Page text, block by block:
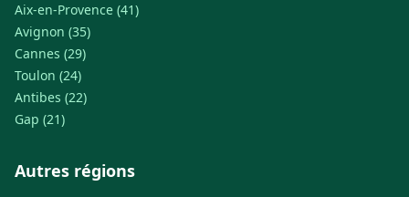
Aix-en-Provence (41)
Avignon (35)
Cannes (29)
Toulon (24)
Antibes (22)
Gap (21)
Autres régions